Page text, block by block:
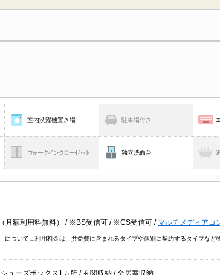
室内洗濯機置き場 駐車場付き
ウォークインクローゼット 独立洗面台
月額利用料無料） / ※BS受信可 / ※CS受信可 / マルチメディアコ
ついて…利用料金は、共益費に含まれるタイプや個別に契約するタイプなど
シューズボックス1ヵ所 /玄関収納 /全居室収納